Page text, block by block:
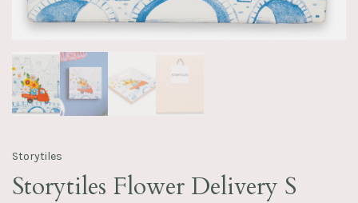
Storytiles
Storytiles Flower Delivery S